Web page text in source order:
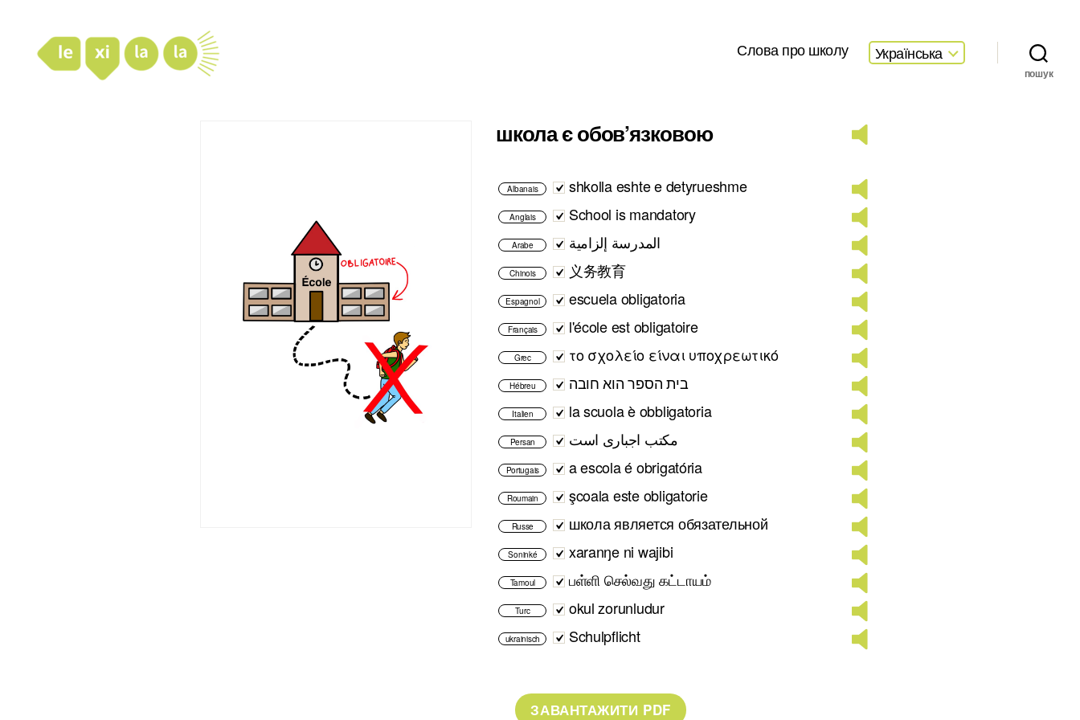
Слова про школу Українська
пошук
школа є обов’язковою
Albanais shkolla eshte e detyrueshme
Anglais School is mandatory
Arabe المدرسة إلزامية
Chinois 义务教育
Espagnol escuela obligatoria
Français l'école est obligatoire
Grec το σχολείο είναι υποχρεωτικό
Hébreu בית הספר הוא חובה
Italien la scuola è obbligatoria
Persan مکتب اجباری است
Portugais a escola é obrigatória
Roumain şcoala este obligatorie
Russe школа является обязательной
Soninké xaranŋe ni wajibi
Tamoul பள்ளி செல்வது கட்டாயம்
Turc okul zorunludur
ukrainisch Schulpflicht